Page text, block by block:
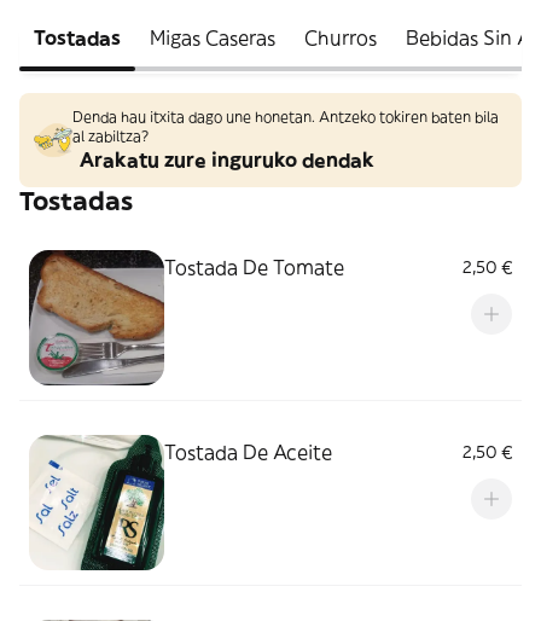
Tostadas Migas Caseras Churros Bebidas Sin
Denda hau itxita dago une honetan. Antzeko tokiren baten bila
al zabiltza?
Arakatu zure inguruko dendak
Tostadas
Tostada De Tomate 2,50 €
Tostada De Aceite 2,50 €